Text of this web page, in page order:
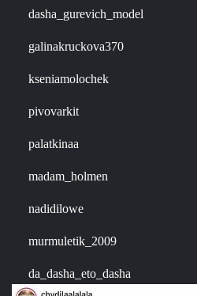
dasha_gurevich_model
galinakruckova370
kseniamolochek
pivovarkit
palatkinaa
madam_holmen
nadidilowe
murmuletik_2009
da_dasha_eto_dasha